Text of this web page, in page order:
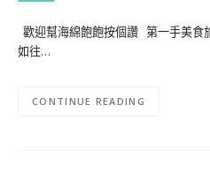
歡迎幫海綿飽飽按個讚 第一手美
如往…
CONTINUE READING